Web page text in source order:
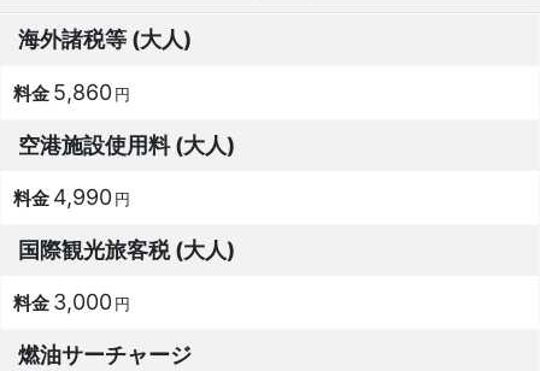
海外諸税等 (大人)
5,860円
空港施設使用料 (大人)
4,990円
国際観光旅客税 (大人)
3,000円
燃油サーチャージ